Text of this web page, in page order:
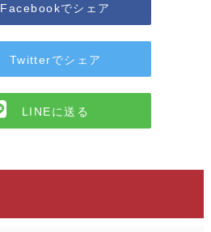
Facebookでシェア
Twitterでシェア
LINEに送る